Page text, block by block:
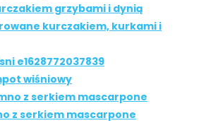
kurczakiem, kurkami i
wiśniowy
z serkiem mascarpone